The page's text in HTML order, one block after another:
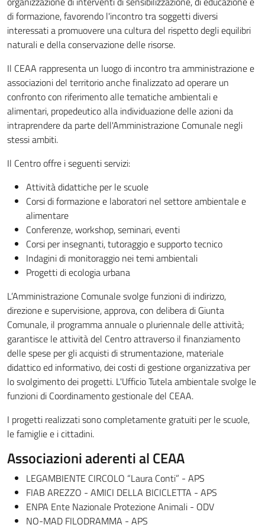
di formazione, favorendo l'incontro tra soggetti diversi
interessati a promuovere una cultura del rispetto degli equilibri
naturali e della conservazione delle risorse.
Il CEAA rappresenta un luogo di incontro tra amministrazione e
associazioni del territorio anche finalizzato ad operare un
confronto con riferimento alle tematiche ambientali e
alimentari, propedeutico alla individuazione delle azioni da
intraprendere da parte dell'Amministrazione Comunale negli
stessi ambiti.
Il Centro offre i seguenti servizi:
Attività didattiche per le scuole
Corsi di formazione e laboratori nel settore ambientale e
alimentare
Conferenze, workshop, seminari, eventi
Corsi per insegnanti, tutoraggio e supporto tecnico
Indagini di monitoraggio nei temi ambientali
Progetti di ecologia urbana
L’Amministrazione Comunale svolge funzioni di indirizzo,
direzione e supervisione, approva, con delibera di Giunta
Comunale, il programma annuale o pluriennale delle attività;
garantisce le attività del Centro attraverso il finanziamento
delle spese per gli acquisti di strumentazione, materiale
didattico ed informativo, dei costi di gestione organizzativa per
lo svolgimento dei progetti. L'Ufficio Tutela ambientale svolge le
funzioni di Coordinamento gestionale del CEAA.
I progetti realizzati sono completamente gratuiti per le scuole,
le famiglie e i cittadini.
Associazioni aderenti al CEAA
LEGAMBIENTE CIRCOLO “Laura Conti” - APS
FIAB AREZZO - AMICI DELLA BICICLETTA - APS
ENPA Ente Nazionale Protezione Animali - ODV
NO-MAD FILODRAMMA - APS